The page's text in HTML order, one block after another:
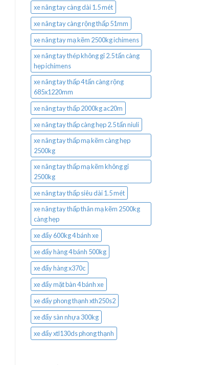
xe nâng tay càng dài 1.5 mét
xe nâng tay càng rộng thấp 51mm
xe nâng tay mạ kẽm 2500kg ichimens
xe nâng tay thép không gỉ 2.5 tấn càng
hẹp ichimens
xe nâng tay thấp 4 tấn càng rộng
685x1220mm
xe nâng tay thấp 2000kg ac20m
xe nâng tay thấp càng hẹp 2.5 tấn niuli
xe nâng tay thấp mạ kẽm càng hẹp
2500kg
xe nâng tay thấp mạ kẽm không gỉ
2500kg
xe nâng tay thấp siêu dài 1.5 mét
xe nâng tay thấp thân mạ kẽm 2500kg
càng hẹp
xe đẩy 600kg 4 bánh xe
xe đẩy hàng 4 bánh 500kg
xe đẩy hàng x370c
xe đẩy mặt bàn 4 bánh xe
xe đẩy phong thạnh xth250s2
xe đẩy sàn nhựa 300kg
xe đẩy xtl130ds phong thạnh